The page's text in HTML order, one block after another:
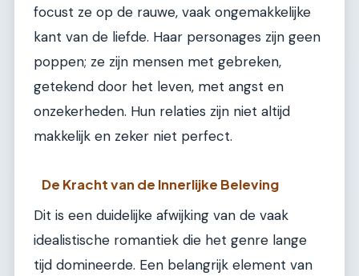
focust ze op de rauwe, vaak ongemakkelijke
kant van de liefde. Haar personages zijn geen
poppen; ze zijn mensen met gebreken,
getekend door het leven, met angst en
onzekerheden. Hun relaties zijn niet altijd
makkelijk en zeker niet perfect.
De Kracht van de Innerlijke Beleving
Dit is een duidelijke afwijking van de vaak
idealistische romantiek die het genre lange
tijd domineerde. Een belangrijk element van